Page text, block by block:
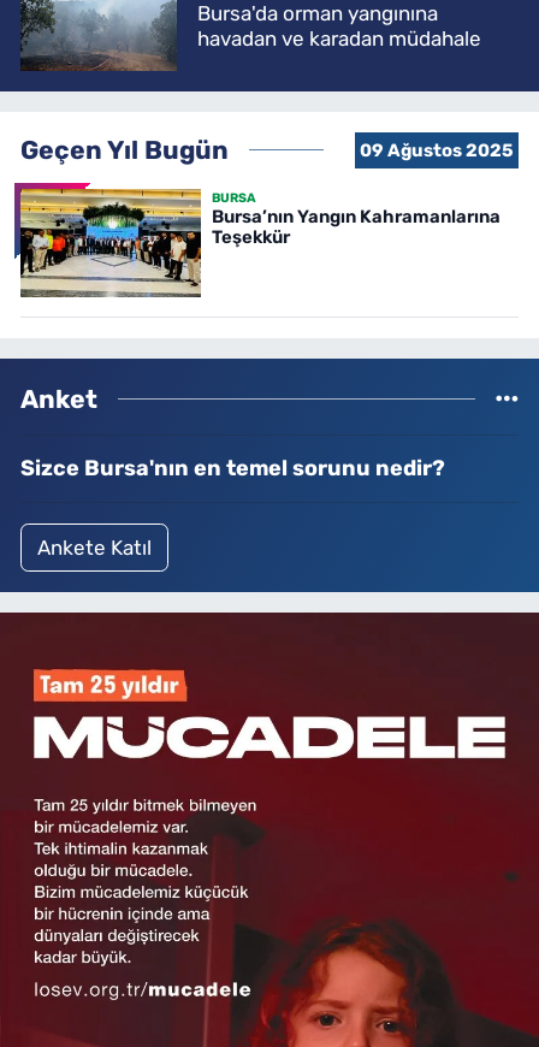
Bursa'da orman yangınına
havadan ve karadan müdahale
Geçen Yıl Bugün 09 Ağustos 2025
BURSA
Bursa’nın Yangın Kahramanlarına
Teşekkür
Anket
Sizce Bursa'nın en temel sorunu nedir?
Ankete Katıl